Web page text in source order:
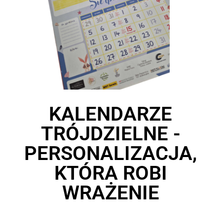
KALENDARZE
TRÓJDZIELNE -
PERSONALIZACJA,
KTÓRA ROBI
WRAŻENIE